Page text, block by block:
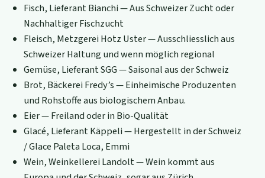
Fisch, Lieferant Bianchi — Aus Schweizer Zucht oder
Nachhaltiger Fischzucht
Fleisch, Metzgerei Hotz Uster — Ausschliesslich aus
Schweizer Haltung und wenn möglich regional
Gemüse, Lieferant SGG — Saisonal aus der Schweiz
Brot, Bäckerei Fredy’s — Einheimische Produzenten
und Rohstoffe aus biologischem Anbau.
Eier — Freiland oder in Bio-Qualität
Glacé, Lieferant Käppeli — Hergestellt in der Schweiz
/ Glace Paleta Loca, Emmi
Wein, Weinkellerei Landolt — Wein kommt aus